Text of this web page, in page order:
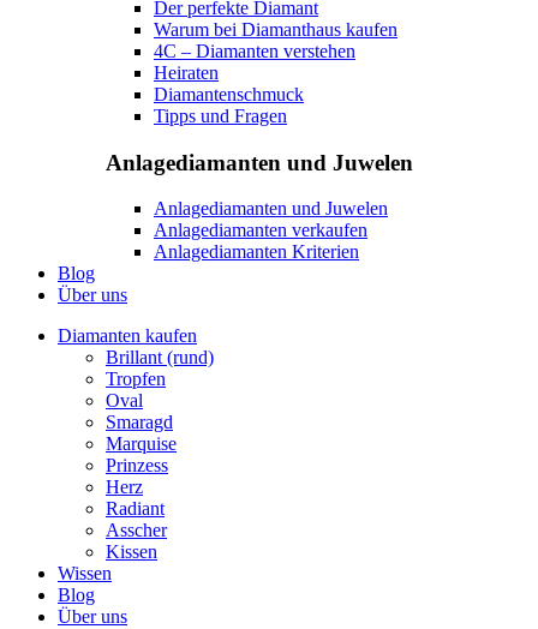
Der perfekte Diamant
Warum bei Diamanthaus kaufen
4C – Diamanten verstehen
Heiraten
Diamantenschmuck
Tipps und Fragen
Anlagediamanten und Juwelen
Anlagediamanten und Juwelen
Anlagediamanten verkaufen
Anlagediamanten Kriterien
Blog
Über uns
Diamanten kaufen
Brillant (rund)
Tropfen
Oval
Smaragd
Marquise
Prinzess
Herz
Radiant
Asscher
Kissen
Wissen
Blog
Über uns